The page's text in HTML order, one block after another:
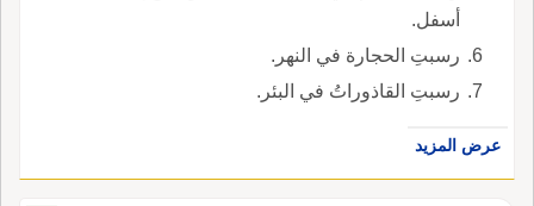
أسفل.
رسبتِ الحجارة في النهر.
رسبتِ القاذوراتُ في البئر.
عرض المزيد